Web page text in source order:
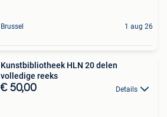
Brussel 1 aug 26
Kunstbibliotheek HLN 20 delen
volledige reeks
€ 50,00 Details